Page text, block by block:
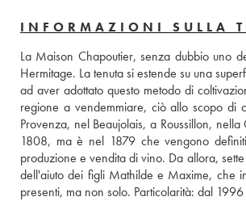
INFORMAZIONI SULLA
La Maison Chapoutier, senza dubbio uno
Hermitage. La tenuta si estende su una
ad aver adottato questo metodo di
regione a vendemmiare, ciò allo scopo di
Provenza, nel Beaujolais, a Roussillon,
1808, ma è nel 1879 che vengono
produzione e vendita di vino. Da allora,
dell'aiuto dei figli Mathilde e Maxime, che
presenti, ma non solo. Particolarità: dal